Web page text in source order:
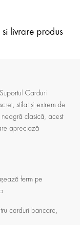
si livrare produs
Carduri
stilat și extrem de
clasică, acest
apreciază
ferm pe
carduri bancare,